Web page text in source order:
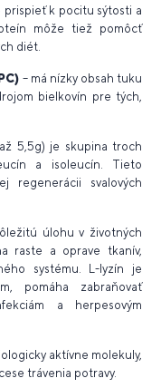
prispieť k pocitu sýtosti a
môže tiež pomôcť
diét.
– má nízky obsah tuku
bielkovín pre tých,
5,5g) je skupina troch
a isoleucín. Tieto
regenerácii svalových
úlohu v životných
raste a oprave tkanív,
systému. L-lyzín je
pomáha zabraňovať
a herpesovým
aktívne molekuly,
trávenia potravy.